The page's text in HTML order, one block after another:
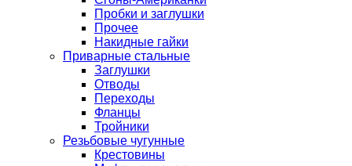
Пробки и заглушки
Прочее
Накидные гайки
Приварные стальные
Заглушки
Отводы
Переходы
Фланцы
Тройники
Резьбовые чугунные
Крестовины